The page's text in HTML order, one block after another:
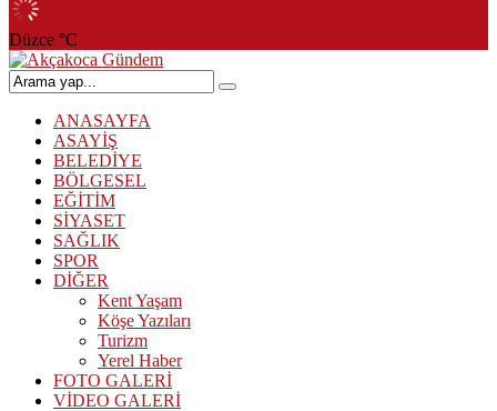
Düzce °C
ANASAYFA
ASAYİŞ
BELEDİYE
BÖLGESEL
EĞİTİM
SİYASET
SAĞLIK
SPOR
DİĞER
Kent Yaşam
Köşe Yazıları
Turizm
Yerel Haber
FOTO GALERİ
VİDEO GALERİ